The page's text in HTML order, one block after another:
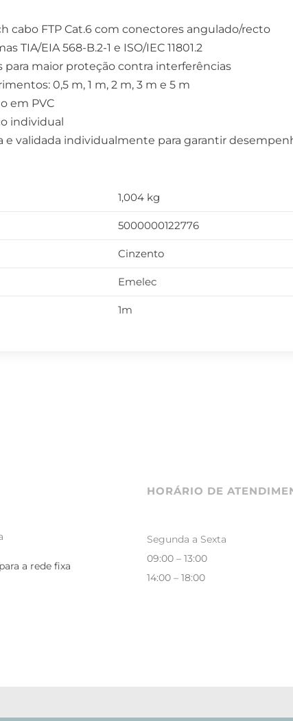
cabo FTP Cat.6 com conectores angulado/recto
TIA/EIA 568-B.2-1 e ISO/IEC 11801.2
maior proteção contra interferências
0,5 m, 1 m, 2 m, 3 m e 5 m
em PVC
individual
e validada individualmente para garantir
1,004 kg
5000000122776
Cinzento
Emelec
1m
a rede fixa
HORÁRIO DE
Segunda a Sexta
09:00 – 13:00
14:00 – 18:00